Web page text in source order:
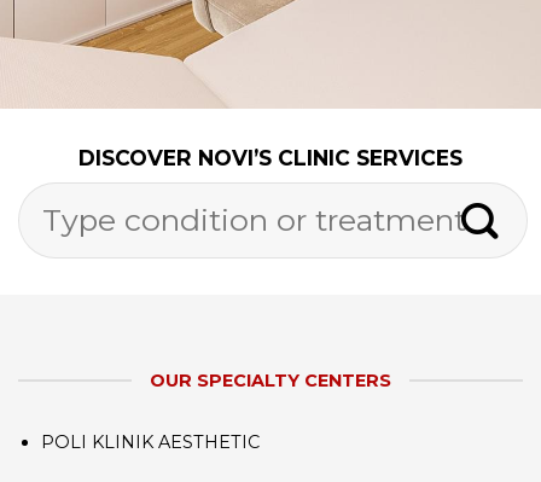
DISCOVER NOVI’S CLINIC SERVICES
OUR SPECIALTY CENTERS
POLI KLINIK AESTHETIC